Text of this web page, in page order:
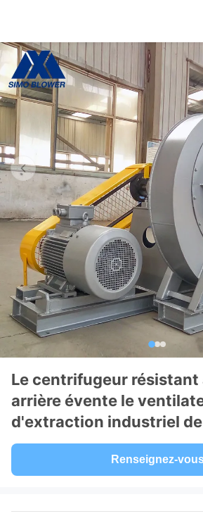
Le centrifugeur
arrière évente le
d'extraction industriel
Renseignez-